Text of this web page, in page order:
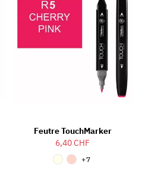
Feutre TouchMarker
6,40 CHF
+7